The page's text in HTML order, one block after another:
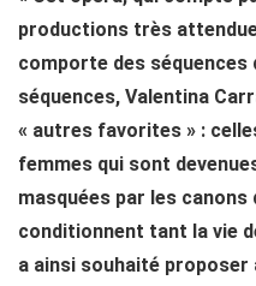
productions très
comporte des séquences
séquences, Valentina
« autres favorites » :
femmes qui sont
masquées par les canons
conditionnent tant la vie
a ainsi souhaité proposer